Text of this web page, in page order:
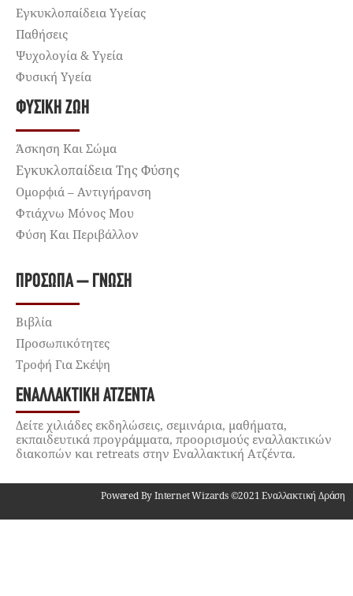
Εγκυκλοπαίδεια Υγείας
Παθήσεις
Ψυχολογία & Υγεία
Φυσική Υγεία
ΦΥΣΙΚΉ ΖΩΉ
Άσκηση Και Σώμα
Εγκυκλοπαίδεια Της Φύσης
Ομορφιά – Αντιγήρανση
Φτιάχνω Μόνος Μου
Φύση Και Περιβάλλον
ΠΡΌΣΩΠΑ – ΓΝΏΣΗ
Βιβλία
Προσωπικότητες
Τροφή Για Σκέψη
ΕΝΑΛΛΑΚΤΙΚΉ ΑΤΖΈΝΤΑ
Δείτε χιλιάδες εκδηλώσεις, σεμινάρια, μαθήματα,
εκπαιδευτικά προγράμματα, προορισμούς εναλλακτικών
διακοπών και retreats στην Εναλλακτική Ατζέντα.
Powered By Internet Wizards ©2021 Εναλλακτική Δράση